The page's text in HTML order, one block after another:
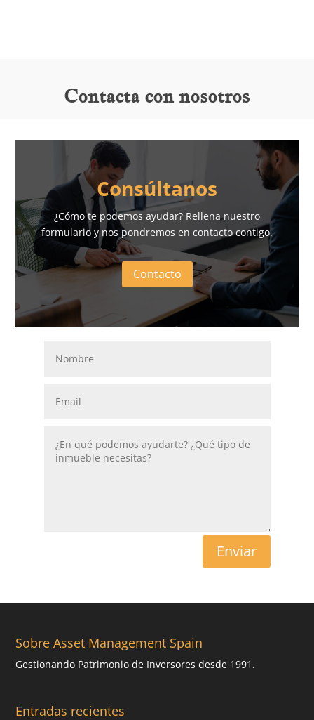
Contacta con nosotros
Consúltanos
¿Cómo te podemos ayudar? Rellena nuestro
formulario y nos pondremos en contacto contigo.
Contacto
Enviar
Sobre Asset Management Spain
Gestionando Patrimonio de Inversores desde 1991.
Entradas recientes